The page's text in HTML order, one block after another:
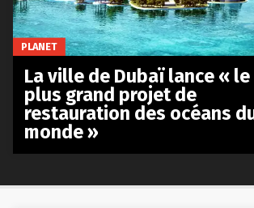
PLANET
La ville de Dubaï lance « le
plus grand projet de
restauration des océans
monde »